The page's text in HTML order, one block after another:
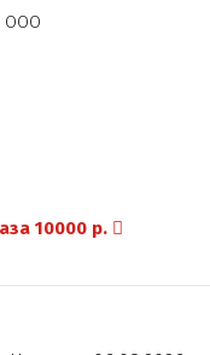
ООО
10000 р.